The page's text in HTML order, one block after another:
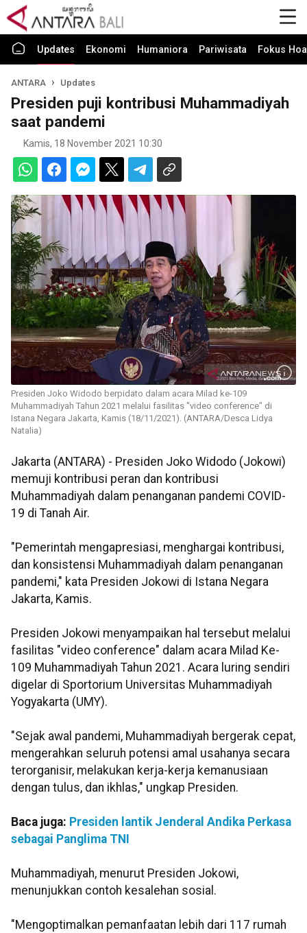
Updates Ekonomi Humaniora Pariwisata Fokus
ANTARA Updates
Presiden puji kontribusi Muhammadiyah
saat pandemi
Kamis, 18 November 2021 10:30
Presiden Joko Widodo berpidato dalam acara Milad ke-109
Muhammadiyah Tahun 2021 melalui fasilitas "video conference" di
Istana Negara Jakarta, Kamis (18/11/2021). (ANTARA/Desca Lidya
Natalia)
Jakarta (ANTARA) - Presiden Joko Widodo (Jokowi)
memuji kontribusi peran dan kontribusi
Muhammadiyah dalam penanganan pandemi COVID-
19 di Tanah Air.
"Pemerintah mengapresiasi, menghargai kontribusi,
dan konsistensi Muhammadiyah dalam penanganan
pandemi," kata Presiden Jokowi di Istana Negara
Jakarta, Kamis.
Presiden Jokowi menyampaikan hal tersebut melalui
fasilitas "video conference" dalam acara Milad Ke-
109 Muhammadiyah Tahun 2021. Acara luring sendiri
digelar di Sportorium Universitas Muhammadiyah
Yogyakarta (UMY).
"Sejak awal pandemi, Muhammadiyah bergerak cepat,
mengerahkan seluruh potensi amal usahanya secara
terorganisir, melakukan kerja-kerja kemanusiaan
dengan tulus, dan ikhlas," ungkap Presiden.
Baca juga: Presiden lantik Jenderal Andika Perkasa
sebagai Panglima TNI
Muhammadiyah, menurut Presiden Jokowi,
menunjukkan contoh kesalehan sosial.
"Mengoptimalkan pemanfaatan lebih dari 117 rumah